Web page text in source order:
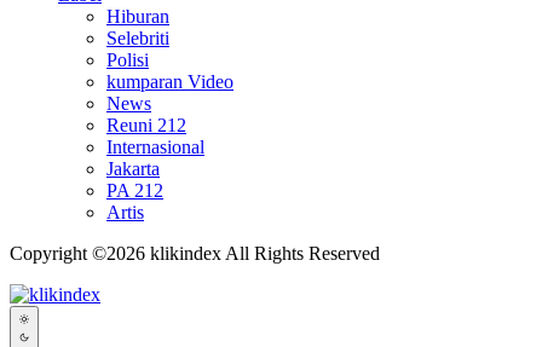
Hiburan
Selebriti
Polisi
kumparan Video
News
Reuni 212
Internasional
Jakarta
PA 212
Artis
Copyright ©2026 klikindex All Rights Reserved